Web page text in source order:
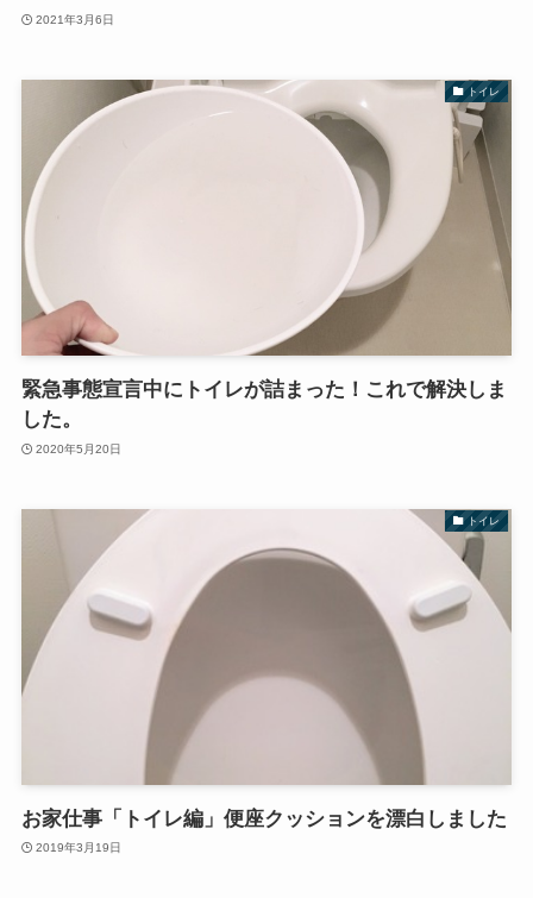
2021年3月6日
トイレ
緊急事態宣言中にトイレが詰まった！これで解決しま
した。
2020年5月20日
トイレ
お家仕事「トイレ編」便座クッションを漂白しました
2019年3月19日